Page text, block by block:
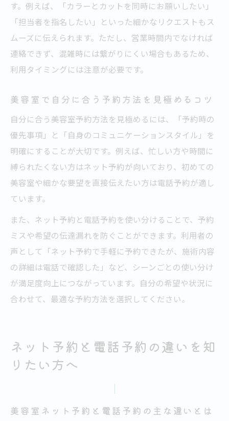
す。例えば、「カラーとカットを同時にお願いしたい」
「担当者を指名したい」といった細かなリクエストもス
ムーズに伝えられます。ただし、営業時間内でなければ
連絡できず、混雑時には繋がりにくい場合もあるため、
利用タイミングには注意が必要です。
美容室で自分に合う予約方法を見極めるコツ
自分に合う美容室予約方法を見極めるには、「予約時の
優先事項」と「自身のコミュニケーションスタイル」を
明確にすることが大切です。例えば、忙しい方や時間に
縛られたくない方はネット予約が向いており、初めての
美容室や細かな要望を直接伝えたい方は電話予約が適し
ています。
また、ネット予約と電話予約を使い分けることで、予約
ミスや希望の伝達漏れを防ぐことができます。利用者の
声として「ネット予約で手軽に予約できたが、施術内容
の詳細は電話で確認した」など、シーンごとの使い分け
が満足度向上につながっています。自分の希望や状況に
合わせて、最適な予約方法を選択してください。
ネット予約と電話予約の違いを知
りたい方へ
美容室ネット予約と電話予約の主な違いとは